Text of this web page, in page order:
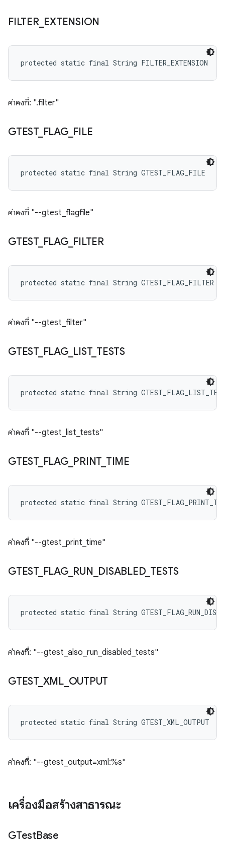
FILTER_ EXTENSION
protected static final String FILTER_EXTENSION
ค่าคงที่: ".filter"
GTEST_ FLAG_ FILE
protected static final String GTEST_FLAG_FILE
ค่าคงที่ "--gtest_flagfile"
GTEST_ FLAG_ FILTER
protected static final String GTEST_FLAG_FILTER
ค่าคงที่ "--gtest_filter"
GTEST_ FLAG_ LIST_ TESTS
protected static final String
ค่าคงที่ "--gtest_list_tests"
GTEST_ FLAG_ PRINT_ TIME
protected static final String
ค่าคงที่ "--gtest_print_time"
GTEST_ FLAG_ RUN DISABLED_ TESTS
protected static final String
ค่าคงที่: "--gtest_also_run_disabled_tests"
GTEST_ XML_ OUTPUT
protected static final String GTEST_XML_OUTPUT
ค่าคงที่: "--gtest_output=xml:%s"
เครื่องมือสร้างสาธารณะ
GTestBase